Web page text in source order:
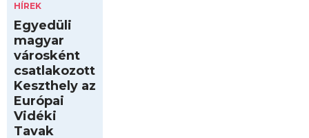
HÍREK
Egyedüli
magyar
városként
csatlakozott
Keszthely az
Európai
Vidéki
Tavak